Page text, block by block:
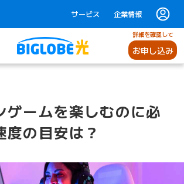
サービス 企業情報
詳細を確認して
お申し込み
ゲームを楽しむのに必
度の目安は？